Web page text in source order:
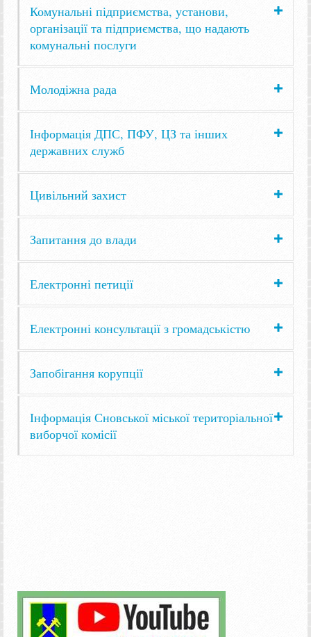
Комунальні підприємства, установи,
організації та підприємства, що надають
комунальні послуги
Молодіжна рада
Інформація ДПС, ПФУ, ЦЗ та інших
державних служб
Цивільний захист
Запитання до влади
Електронні петиції
Електронні консультації з громадськістю
Запобігання корупції
Інформація Сновської міської територіальної
виборчої комісії